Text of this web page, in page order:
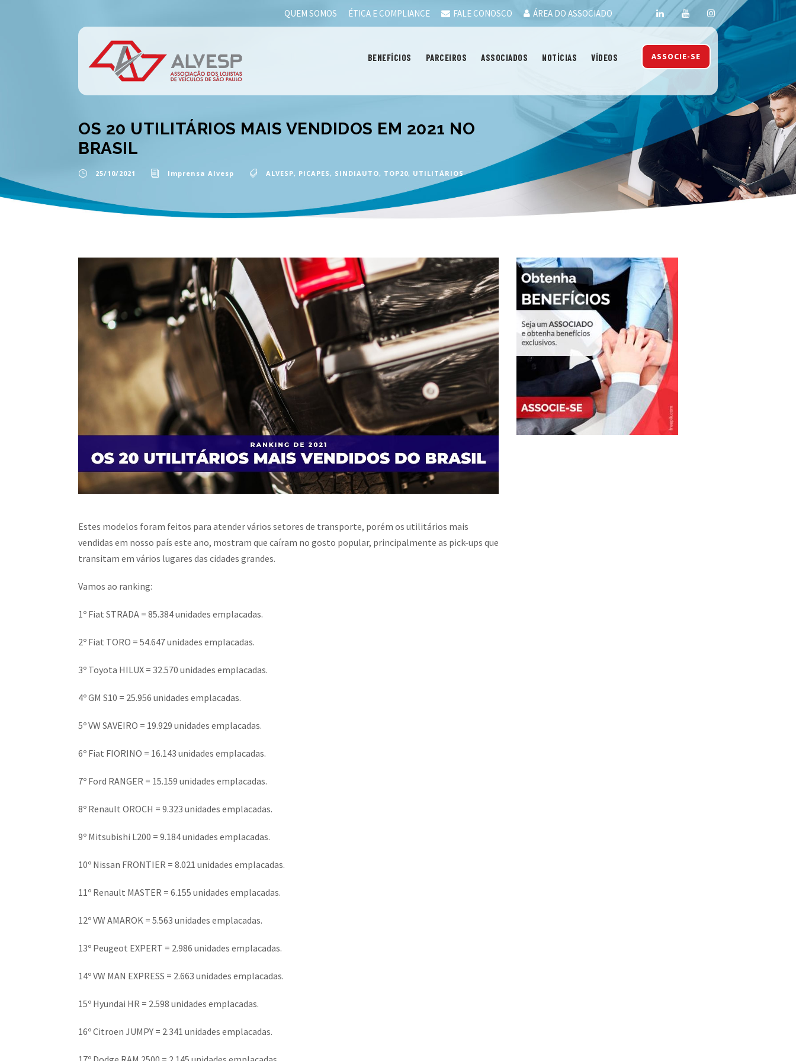
QUEM SOMOS ÉTICA E COMPLIANCE FALE CONOSCO ÁREA DO ASSOCIADO
BENEFÍCIOS PARCEIROS ASSOCIADOS NOTÍCIAS VÍDEOS ASSOCIE-SE
OS 20 UTILITÁRIOS MAIS VENDIDOS EM 2021 NO
BRASIL
25/10/2021 Imprensa Alvesp ALVESP, PICAPES, SINDIAUTO, TOP20, UTILITÁRIOS
Estes modelos foram feitos para atender vários setores de transporte, porém os utilitários mais
vendidas em nosso país este ano, mostram que caíram no gosto popular, principalmente as pick-ups que
transitam em vários lugares das cidades grandes.
Vamos ao ranking:
1º Fiat STRADA = 85.384 unidades emplacadas.
2º Fiat TORO = 54.647 unidades emplacadas.
3º Toyota HILUX = 32.570 unidades emplacadas.
4º GM S10 = 25.956 unidades emplacadas.
5º VW SAVEIRO = 19.929 unidades emplacadas.
6º Fiat FIORINO = 16.143 unidades emplacadas.
7º Ford RANGER = 15.159 unidades emplacadas.
8º Renault OROCH = 9.323 unidades emplacadas.
9º Mitsubishi L200 = 9.184 unidades emplacadas.
10º Nissan FRONTIER = 8.021 unidades emplacadas.
11º Renault MASTER = 6.155 unidades emplacadas.
12º VW AMAROK = 5.563 unidades emplacadas.
13º Peugeot EXPERT = 2.986 unidades emplacadas.
14º VW MAN EXPRESS = 2.663 unidades emplacadas.
15º Hyundai HR = 2.598 unidades emplacadas.
16º Citroen JUMPY = 2.341 unidades emplacadas.